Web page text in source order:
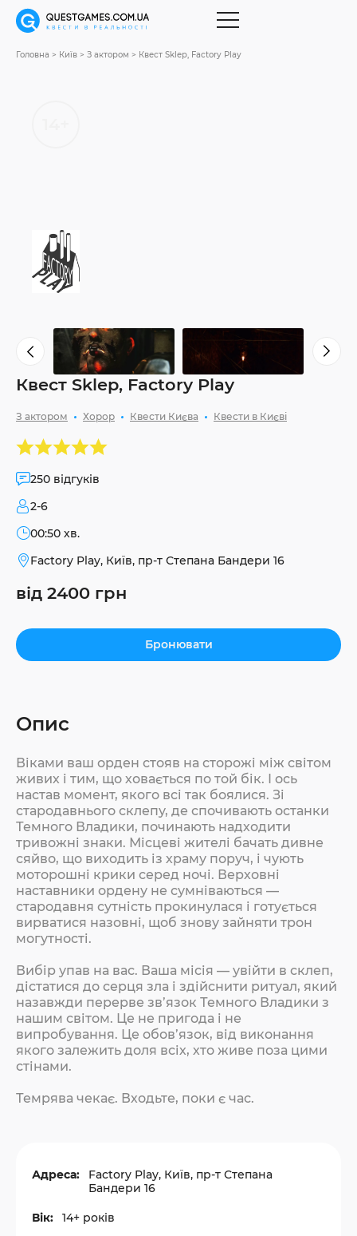
Головна Київ З актором Квест Sklep, Factory Play
Квест Sklep, Factory Play
З актором Хорор Квести Києва Квести в Києві
250 відгуків
2-6
00:50 хв.
Factory Play, Київ, пр-т Степана Бандери 16
від 2400 грн
Бронювати
Опис
Віками ваш орден стояв на сторожі між світом
живих і тим, що ховається по той бік. І ось
настав момент, якого всі так боялися. Зі
стародавнього склепу, де спочивають останки
Темного Владики, починають надходити
тривожні знаки. Місцеві жителі бачать дивне
сяйво, що виходить із храму поруч, і чують
моторошні крики серед ночі. Верховні
наставники ордену не сумніваються —
стародавня сутність прокинулася і готується
вирватися назовні, щоб знову зайняти трон
могутності.
Вибір упав на вас. Ваша місія — увійти в склеп,
дістатися до серця зла і здійснити ритуал, який
назавжди перерве зв’язок Темного Владики з
нашим світом. Це не пригода і не
випробування. Це обов’язок, від виконання
якого залежить доля всіх, хто живе поза цими
стінами.
Темрява чекає. Входьте, поки є час.
Адреса:
Factory Play, Київ, пр-т Степана
Бандери 16
Вік: 14+ років